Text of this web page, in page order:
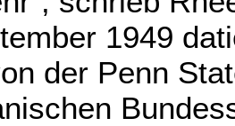
1949
der Penn